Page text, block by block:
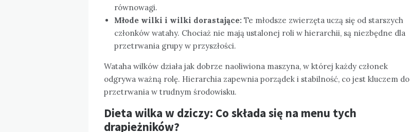
równowagi.
Młode wilki i wilki dorastające: Te młodsze zwierzęta uczą się od starszych
członków watahy. Chociaż nie mają ustalonej roli w hierarchii, są niezbędne dla
przetrwania grupy w przyszłości.
Wataha wilków działa jak dobrze naoliwiona maszyna, w której każdy członek
odgrywa ważną rolę. Hierarchia zapewnia porządek i stabilność, co jest kluczem do
przetrwania w trudnym środowisku.
Dieta wilka w dziczy: Co składa się na menu tych
drapieżników?